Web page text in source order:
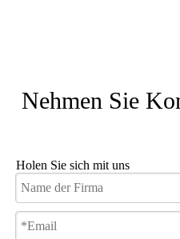
Nehmen Sie
Holen Sie sich mit uns